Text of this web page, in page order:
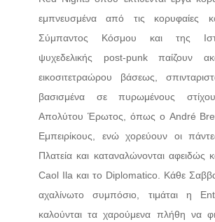
εμπνευσμένα από τις κορυφαίες
Σύμπαντος Κόσμου και της
ψυχεδελικής post-punk παίζουν
εικοσιτετραώρου βάσεως,
βασισμένα σε πυρωμένους
Απολύτου Έρωτος, όπως ο André
Εμπειρίκους, ενώ χορεύουν οι
Πλατεία και καταναλώνονται αφειδώς
Caol Ila και το Diplomatico. Κάθε
αχαλίνωτο συμπόσιο, τιμάται η
καλούνται τα χαρούμενα πλήθη να